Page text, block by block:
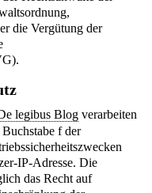
die Vergütung der
legibus Blog verarbeiten
f der
IP-Adresse. Die
das Recht auf